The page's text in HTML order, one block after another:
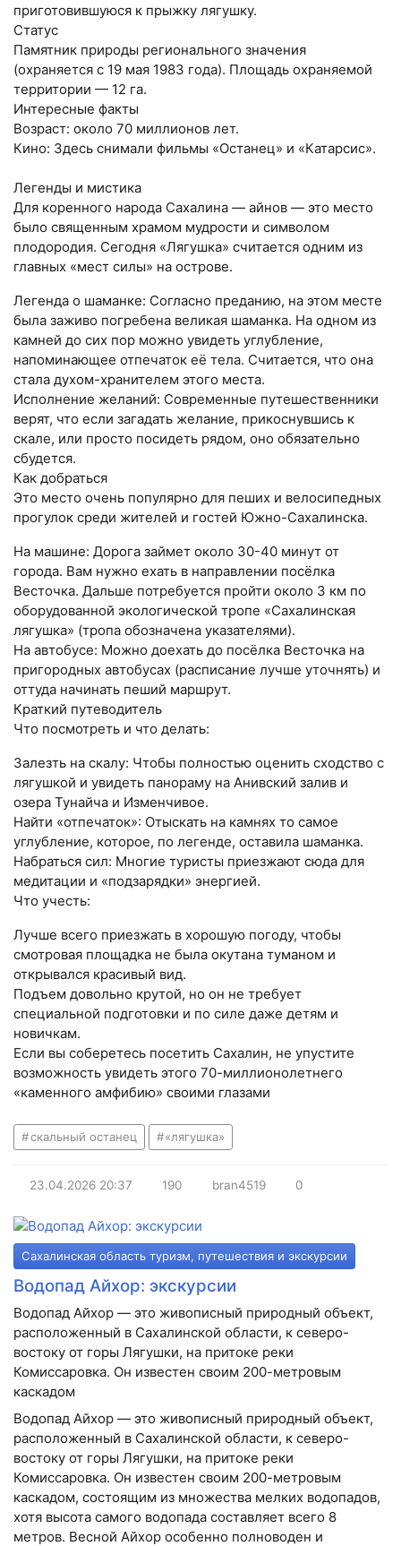
приготовившуюся к прыжку лягушку.
Статус
Памятник природы регионального значения
(охраняется с 19 мая 1983 года). Площадь охраняемой
территории — 12 га.
Интересные факты
Возраст: около 70 миллионов лет.
Кино: Здесь снимали фильмы «Останец» и «Катарсис».
Легенды и мистика
Для коренного народа Сахалина — айнов — это место
было священным храмом мудрости и символом
плодородия. Сегодня «Лягушка» считается одним из
главных «мест силы» на острове.
Легенда о шаманке: Согласно преданию, на этом месте
была заживо погребена великая шаманка. На одном из
камней до сих пор можно увидеть углубление,
напоминающее отпечаток её тела. Считается, что она
стала духом-хранителем этого места.
Исполнение желаний: Современные путешественники
верят, что если загадать желание, прикоснувшись к
скале, или просто посидеть рядом, оно обязательно
сбудется.
Как добраться
Это место очень популярно для пеших и велосипедных
прогулок среди жителей и гостей Южно-Сахалинска.
На машине: Дорога займет около 30-40 минут от
города. Вам нужно ехать в направлении посёлка
Весточка. Дальше потребуется пройти около 3 км по
оборудованной экологической тропе «Сахалинская
лягушка» (тропа обозначена указателями).
На автобусе: Можно доехать до посёлка Весточка на
пригородных автобусах (расписание лучше уточнять) и
оттуда начинать пеший маршрут.
Краткий путеводитель
Что посмотреть и что делать:
Залезть на скалу: Чтобы полностью оценить сходство с
лягушкой и увидеть панораму на Анивский залив и
озера Тунайча и Изменчивое.
Найти «отпечаток»: Отыскать на камнях то самое
углубление, которое, по легенде, оставила шаманка.
Набраться сил: Многие туристы приезжают сюда для
медитации и «подзарядки» энергией.
Что учесть:
Лучше всего приезжать в хорошую погоду, чтобы
смотровая площадка не была окутана туманом и
открывался красивый вид.
Подъем довольно крутой, но он не требует
специальной подготовки и по силе даже детям и
новичкам.
Если вы соберетесь посетить Сахалин, не упустите
возможность увидеть этого 70-миллионолетнего
«каменного амфибию» своими глазами
скальный останец «лягушка»
23.04.2026 20:37 190 bran4519 0
Сахалинская область туризм, путешествия и экскурсии
Водопад Айхор: экскурсии
Водопад Айхор — это живописный природный объект,
расположенный в Сахалинской области, к северо-
востоку от горы Лягушки, на притоке реки
Комиссаровка. Он известен своим 200-метровым
каскадом
Водопад Айхор — это живописный природный объект,
расположенный в Сахалинской области, к северо-
востоку от горы Лягушки, на притоке реки
Комиссаровка. Он известен своим 200-метровым
каскадом, состоящим из множества мелких водопадов,
хотя высота самого водопада составляет всего 8
метров. Весной Айхор особенно полноводен и